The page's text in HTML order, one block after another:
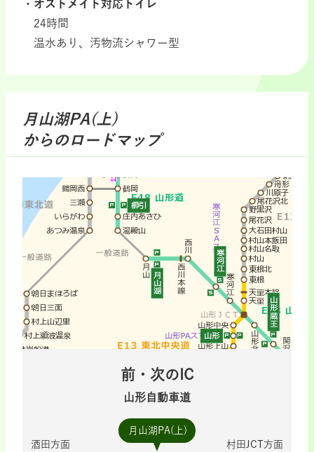
オストメイト対応トイレ
24時間
温水あり、汚物流シャワー型
月山湖PA(上)
からのロードマップ
前・次のIC
山形自動車道
月山湖PA(上)
酒田方面
村田JCT方面